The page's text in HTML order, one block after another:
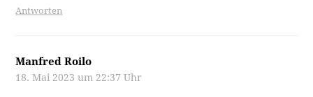
Antworten
Manfred Roilo
18. Mai 2023 um 22:37 Uhr